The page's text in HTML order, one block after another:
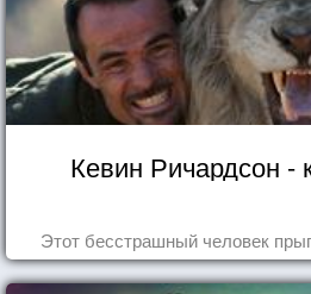
Кевин Ричардсон -
Этот бесстрашный человек